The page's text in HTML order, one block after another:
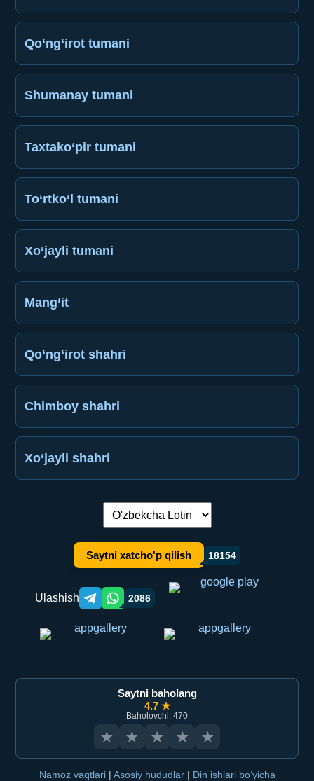
Qo‘ng‘irot tumani
Shumanay tumani
Taxtako‘pir tumani
To‘rtko‘l tumani
Xo‘jayli tumani
Mang‘it
Qo‘ng‘irot shahri
Chimboy shahri
Xo‘jayli shahri
Tilni almashtirish:
Saytni xatcho'p qilish 18154
Ulashish Telegram orqali ulashish
WhatsApp orqali ulashish
2086
Saytni baholang
4.7 ★
Baholovchi: 470
★ ★ ★ ★ ★
Namoz vaqtlari | Asosiy hududlar | Din ishlari bo‘yicha